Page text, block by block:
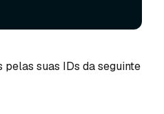
pelas suas IDs da seguinte